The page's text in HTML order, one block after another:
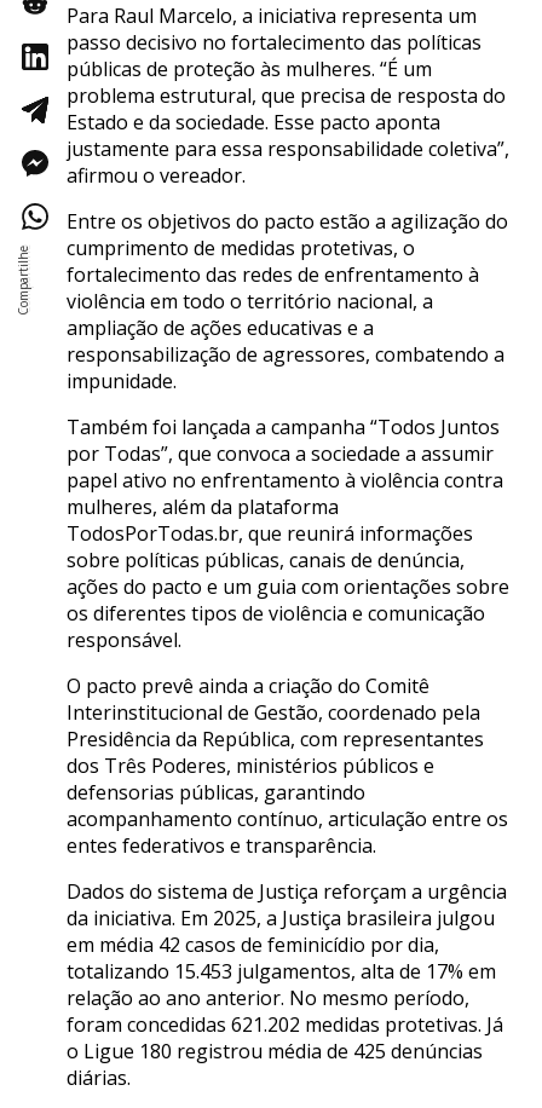
Para Raul Marcelo, a iniciativa representa um
passo decisivo no fortalecimento das políticas
públicas de proteção às mulheres. “É um
problema estrutural, que precisa de resposta do
Estado e da sociedade. Esse pacto aponta
justamente para essa responsabilidade coletiva”,
afirmou o vereador.
Entre os objetivos do pacto estão a agilização do
cumprimento de medidas protetivas, o
fortalecimento das redes de enfrentamento à
violência em todo o território nacional, a
ampliação de ações educativas e a
responsabilização de agressores, combatendo a
impunidade.
Também foi lançada a campanha “Todos Juntos
por Todas”, que convoca a sociedade a assumir
papel ativo no enfrentamento à violência contra
mulheres, além da plataforma
TodosPorTodas.br, que reunirá informações
sobre políticas públicas, canais de denúncia,
ações do pacto e um guia com orientações sobre
os diferentes tipos de violência e comunicação
responsável.
O pacto prevê ainda a criação do Comitê
Interinstitucional de Gestão, coordenado pela
Presidência da República, com representantes
dos Três Poderes, ministérios públicos e
defensorias públicas, garantindo
acompanhamento contínuo, articulação entre os
entes federativos e transparência.
Dados do sistema de Justiça reforçam a urgência
da iniciativa. Em 2025, a Justiça brasileira julgou
em média 42 casos de feminicídio por dia,
totalizando 15.453 julgamentos, alta de 17% em
relação ao ano anterior. No mesmo período,
foram concedidas 621.202 medidas protetivas. Já
o Ligue 180 registrou média de 425 denúncias
diárias.